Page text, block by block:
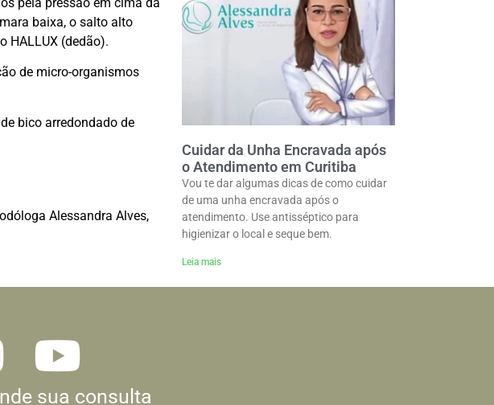
baixa, o salto alto
HALLUX (dedão).
de micro-organismos
bico arredondado de
Alessandra Alves,
Cuidar da Unha Encravada após
o Atendimento em Curitiba
Vou te dar algumas dicas de como cuidar
de uma unha encravada após o
atendimento. Use antisséptico para
higienizar o local e seque bem.
Leia mais
sua consulta